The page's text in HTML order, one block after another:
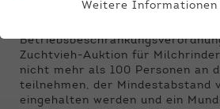
Hessenhalle, unter
Zuchtvieh-Auktion für
nicht mehr als 100 Personen an
teilnehmen, der Mindestabstand
eingehalten werden und ein
Funktionen der Webseite
gewährleistet, dass die
funktioniert.
Weitere Informationen